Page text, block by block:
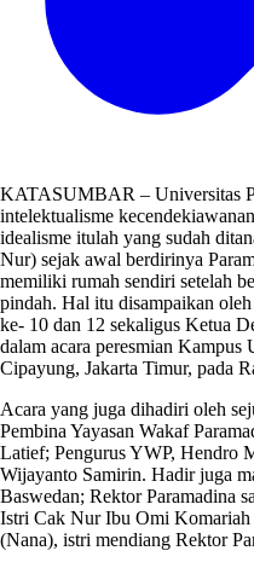
KATASUMBAR – Universitas
intelektualisme
idealisme itulah yang sudah
Nur) sejak awal berdirinya
memiliki rumah sendiri setelah
pindah. Hal itu disampaikan
ke- 10 dan 12 sekaligus Ketua
dalam acara peresmian Kampus
Cipayung, Jakarta Timur, pada
Acara yang juga dihadiri oleh
Pembina Yayasan Wakaf
Latief; Pengurus YWP, Hendro
Wijayanto Samirin. Hadir juga
Baswedan; Rektor Paramadina
Istri Cak Nur Ibu Omi Komariah
(Nana), istri mendiang Rektor